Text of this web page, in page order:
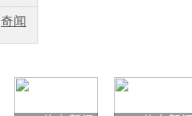
秀
奇闻